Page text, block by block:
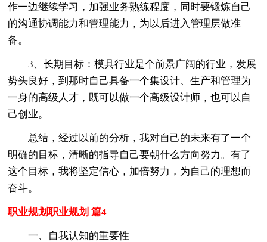
作一边继续学习，加强业务熟练程度，同时要锻炼自己
的沟通协调能力和管理能力，为以后进入管理层做准
备。
3、长期目标：模具行业是个前景广阔的行业，发展
势头良好，到那时自己具备一个集设计、生产和管理为
一身的高级人才，既可以做一个高级设计师，也可以自
己创业。
总结，经过以前的分析，我对自己的未来有了一个
明确的目标，清晰的指导自己要朝什么方向努力。有了
这个目标，我将坚定信心，加倍努力，为自己的理想而
奋斗。
职业规划职业规划 篇4
一、自我认知的重要性